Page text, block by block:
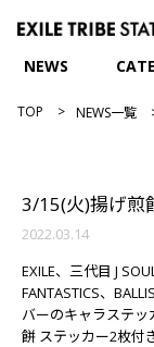
NEWS
TOP NEWS一覧
3/15(火)揚げ煎
2022.03.14
EXILE、三代目 J
FANTASTICS、
バーのキャラステ
餅 ステッカー2枚付